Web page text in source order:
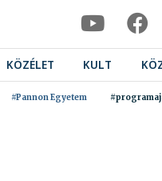
KÖZÉLET KULT
#Pannon Egyetem